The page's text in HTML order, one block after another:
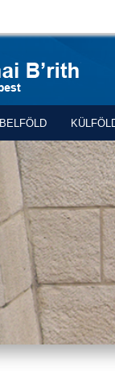
BELFÖLD